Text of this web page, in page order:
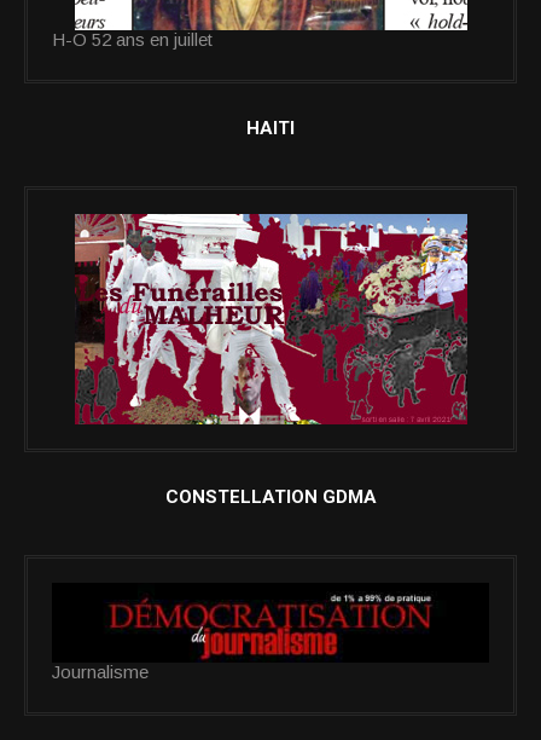
H-O 52 ans en juillet
HAITI
CONSTELLATION GDMA
Journalisme